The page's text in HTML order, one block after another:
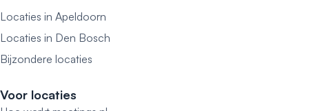
Locaties in Apeldoorn
Locaties in Den Bosch
Bijzondere locaties
Voor locaties